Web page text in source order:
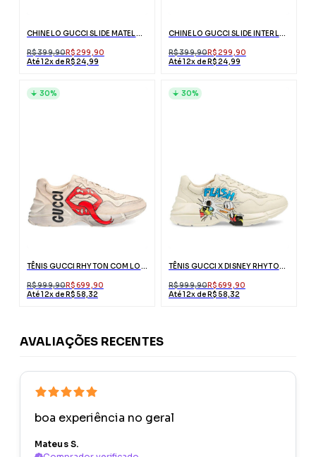
CHINELO GUCCI SLIDE MATELASSÊ PRETO COM DUPLO G
R$ 399,90R$ 299,90
Até 12x de R$ 24,99
CHINELO GUCCI SLIDE INTERLOCKING G PRETO
R$ 399,90R$ 299,90
Até 12x de R$ 24,99
TÊNIS GUCCI RHYTON COM LOGO DE BOCA
R$ 999,90R$ 699,90
Até 12x de R$ 58,32
30%
TÊNIS GUCCI X DISNEY RHYTON PATO DONALD
R$ 999,90R$ 699,90
Até 12x de R$ 58,32
30%
AVALIAÇÕES RECENTES
boa experiência no geral
Mateus S.